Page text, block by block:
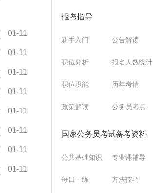
01-11
01-11
01-11
01-11
01-11
01-11
01-11
01-11
报考指导
新手入门 公告解读
职位分析 报名人数统计
职位职能 历年考情
政策解读 公务员考点
国家公务员考试备考资料
公共基础知识 专业课辅导
每日一练 方法技巧